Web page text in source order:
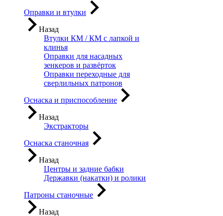
Оправки и втулки
Назад
Втулки КМ / КМ с лапкой и
клинья
Оправки для насадных
зенкеров и развёрток
Оправки переходные для
сверлильных патронов
Оснаска и приспособление
Назад
Экстракторы
Оснаска станочная
Назад
Центры и задние бабки
Державки (накатки) и ролики
Патроны станочные
Назад